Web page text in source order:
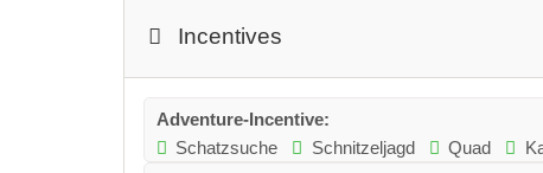
Incentives
Adventure-Incentive:
Schatzsuche
Schnitzeljagd Quad